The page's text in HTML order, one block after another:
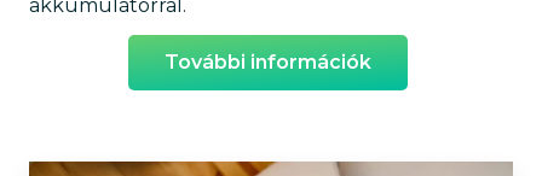
akkumulátorral.
További információk